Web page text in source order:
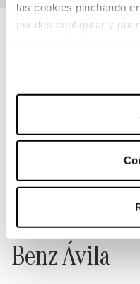
las cookies pinchando
puedes configurar y
información sobre el
nuestraPolítica de
Concesionarios
¿No es Ávila
que estás
Ver todos
Pide cita o
el
Benz Ávila